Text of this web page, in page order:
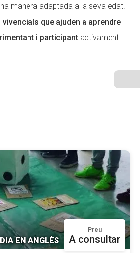
manera adaptada a la seva edat.
vivencials que ajuden a aprendre
i participantactivament.
EN ANGLÈS
Preu
A consultar
TERCER SECTOR